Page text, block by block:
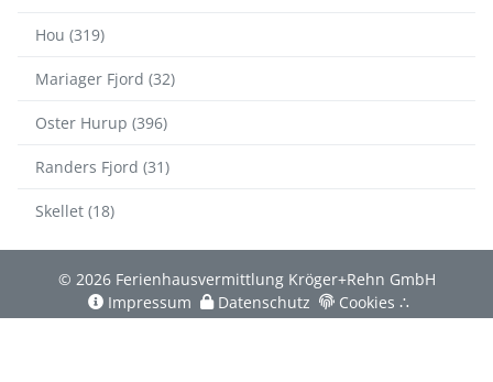
Hou (319)
Mariager Fjord (32)
Oster Hurup (396)
Randers Fjord (31)
Skellet (18)
© 2026 Ferienhausvermittlung Kröger+Rehn GmbH
Impressum
Datenschutz Cookies ∴